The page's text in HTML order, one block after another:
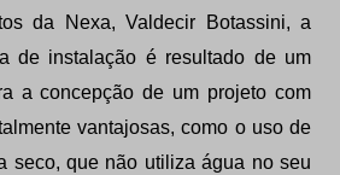
da Nexa, Valdecir Botassini, a
de instalação é resultado de um
a concepção de um projeto com
vantajosas, como o uso de
seco, que não utiliza água no seu